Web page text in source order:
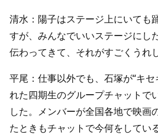
清水：陽子はステージ上にいても
すが、みんなでいいステージにし
伝わってきて、それがすごくうれ
平尾：仕事以外でも、石塚が“キセ
れた四期生のグループチャットで
した。メンバーが全国各地で映画
たときもチャットで今何をしてい